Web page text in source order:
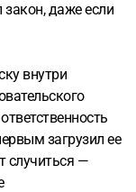
даже если
внутри
загрузил ее
случиться —